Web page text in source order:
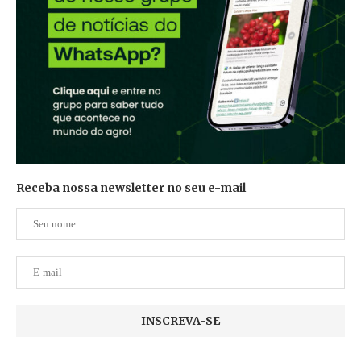
Receba nossa newsletter no seu e-mail